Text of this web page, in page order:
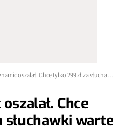
Beyerdynamic oszalał. Chce tylko 299 zł za słuchawki warte 899 zł
Chce
słuchawki warte